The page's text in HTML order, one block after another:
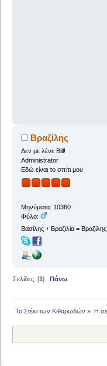
Βραζίλης
Δεν με λένε Bill!
Administrator
Εδώ είναι το σπίτι μου
Μηνύματα: 10360
Φύλο:
Βασίλης + Βραζιλία = Βραζίλης
Σελίδες: [1]Πάνω
Το Στέκι των Κιθαρωδών » Η